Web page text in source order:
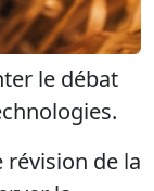
le débat
révision de la